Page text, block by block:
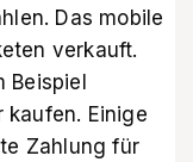
Das mobile
verkauft.
Beispiel
kaufen. Einige
Zahlung für